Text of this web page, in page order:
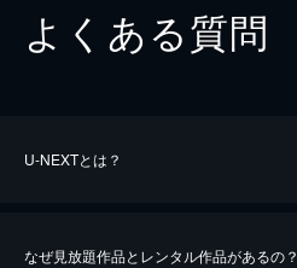
よくある質問
U-NEXTとは？
なぜ見放題作品とレンタル作品があるの？